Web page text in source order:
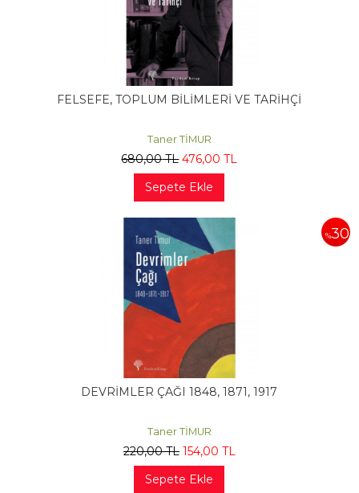
FELSEFE, TOPLUM BİLİMLERİ VE TARİHÇİ
Taner TİMUR
680,00TL 476,00 TL
Sepete Ekle
%30
DEVRİMLER ÇAĞI 1848, 1871, 1917
Taner TİMUR
220,00TL 154,00 TL
Sepete Ekle